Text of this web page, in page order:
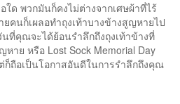
ใด พวกมันก็คงไม่ต่างจากเศษผ้าที่ไร้
คนก็เผลอทำถุงเท้าบางข้างสูญหายไป
ที่คุณจะได้ย้อนรำลึกถึงถุงเท้าข้างที่
าย หรือ Lost Sock Memorial Day
ถือเป็นโอกาสอันดีในการรำลึกถึงคุณ